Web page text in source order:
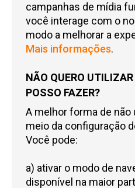
campanhas de mídia
você interage com o
modo a melhorar a
Mais informações.
NÃO QUERO
POSSO FAZER?
A melhor forma de
meio da configuração
Você pode:
a) ativar o modo de
disponível na maior